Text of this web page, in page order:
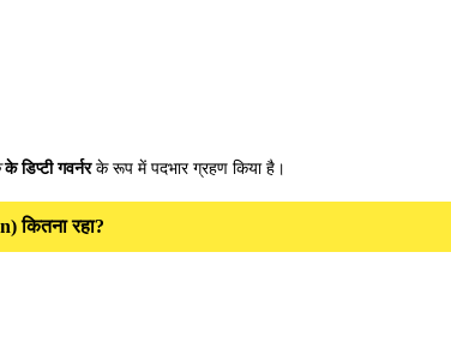
के डिप्टी गवर्नरके रूप में पदभार ग्रहण किया है।
कितना रहा?